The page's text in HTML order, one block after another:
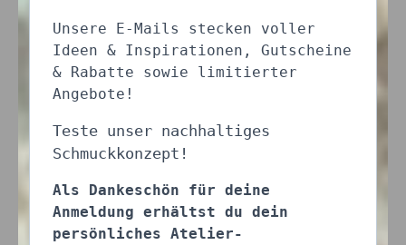
Unsere E-Mails stecken voller
Ideen & Inspirationen, Gutscheine
& Rabatte sowie limitierter
Angebote!
Teste unser nachhaltiges
Schmuckkonzept!
Als Dankeschön für deine
Anmeldung erhältst du dein
persönliches Atelier-